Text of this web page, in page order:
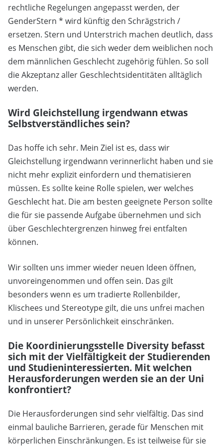
rechtliche Regelungen angepasst werden, der
GenderStern * wird künftig den Schrägstrich /
ersetzen. Stern und Unterstrich machen deutlich, dass
es Menschen gibt, die sich weder dem weiblichen noch
dem männlichen Geschlecht zugehörig fühlen. So soll
die Akzeptanz aller Geschlechtsidentitäten alltäglich
werden.
Wird Gleichstellung irgendwann etwas
Selbstverständliches sein?
Das hoffe ich sehr. Mein Ziel ist es, dass wir
Gleichstellung irgendwann verinnerlicht haben und sie
nicht mehr explizit einfordern und thematisieren
müssen. Es sollte keine Rolle spielen, wer welches
Geschlecht hat. Die am besten geeignete Person sollte
die für sie passende Aufgabe übernehmen und sich
über Geschlechtergrenzen hinweg frei entfalten
können.
Wir sollten uns immer wieder neuen Ideen öffnen,
unvoreingenommen und offen sein. Das gilt
besonders wenn es um tradierte Rollenbilder,
Klischees und Stereotype gilt, die uns unfrei machen
und in unserer Persönlichkeit einschränken.
Die Koordinierungsstelle Diversity befasst
sich mit der Vielfältigkeit der Studierenden
und Studieninteressierten. Mit welchen
Herausforderungen werden sie an der Uni
konfrontiert?
Die Herausforderungen sind sehr vielfältig. Das sind
einmal bauliche Barrieren, gerade für Menschen mit
körperlichen Einschränkungen. Es ist teilweise für sie